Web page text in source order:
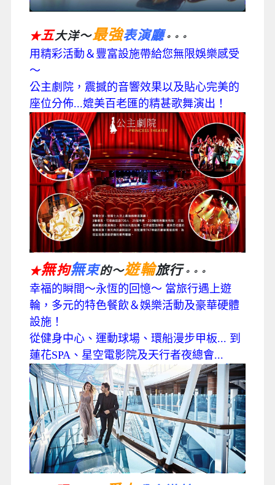
★五大洋～最強表演廳。。。
用精彩活動＆豐富設施帶給您無限娛樂感受
～
公主劇院，震撼的音響效果以及貼心完美的
座位分佈...媲美百老匯的精甚歌舞演出！
★無拘無束的～遊輪旅行。。。
幸福的瞬間～永恆的回憶～ 當旅行遇上遊
輪，多元的特色餐飲＆娛樂活動及豪華硬體
設施！
從健身中心、運動球場、環船漫步甲板... 到
蓮花SPA、星空電影院及天行者夜總會...